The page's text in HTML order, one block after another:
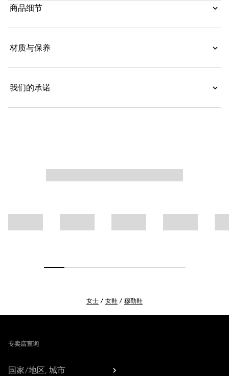
商品细节
材质与保养
我们的承诺
女士 女鞋 穆勒鞋
专卖店查询
国家/地区, 城市